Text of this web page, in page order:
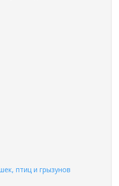
птиц и грызунов